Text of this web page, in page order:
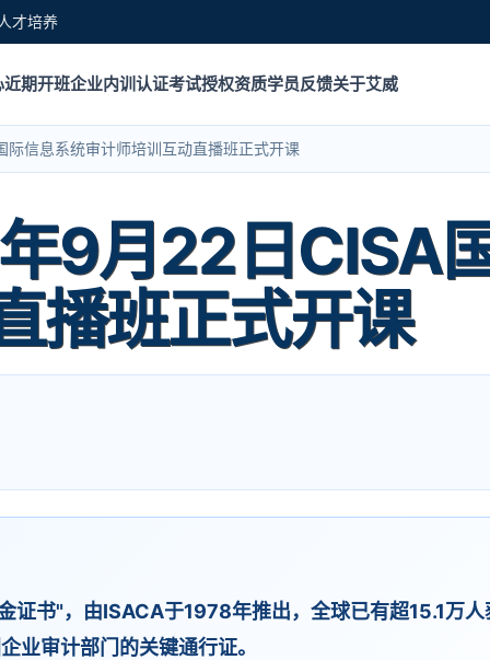
才培养
近期开班企业内训认证考试授权资质学员反馈关于艾威
信息系统审计师培训互动直播班正式开课
9月22日CISA
播班正式开课
证书"，由ISACA于1978年推出，全球已有超15.1万
业审计部门的关键通行证。